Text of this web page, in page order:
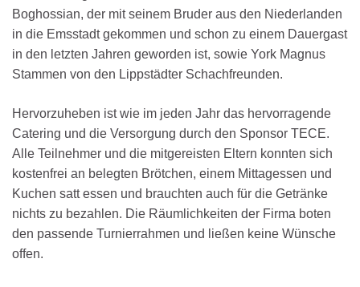
Boghossian, der mit seinem Bruder aus den Niederlanden
in die Emsstadt gekommen und schon zu einem Dauergast
in den letzten Jahren geworden ist, sowie York Magnus
Stammen von den Lippstädter Schachfreunden.
Hervorzuheben ist wie im jeden Jahr das hervorragende
Catering und die Versorgung durch den Sponsor TECE.
Alle Teilnehmer und die mitgereisten Eltern konnten sich
kostenfrei an belegten Brötchen, einem Mittagessen und
Kuchen satt essen und brauchten auch für die Getränke
nichts zu bezahlen. Die Räumlichkeiten der Firma boten
den passende Turnierrahmen und ließen keine Wünsche
offen.